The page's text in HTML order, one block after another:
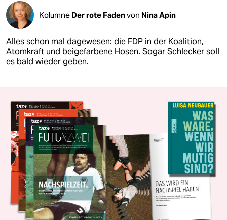
Kolumne Der rote Fadenvon Nina Apin
Alles schon mal dagewesen: die FDP in der Koalition,
Atomkraft und beigefarbene Hosen. Sogar Schlecker soll
es bald wieder geben.